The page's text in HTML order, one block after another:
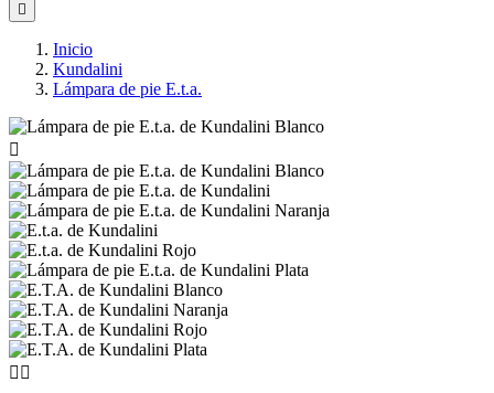

Inicio
Kundalini
Lámpara de pie E.t.a.

 